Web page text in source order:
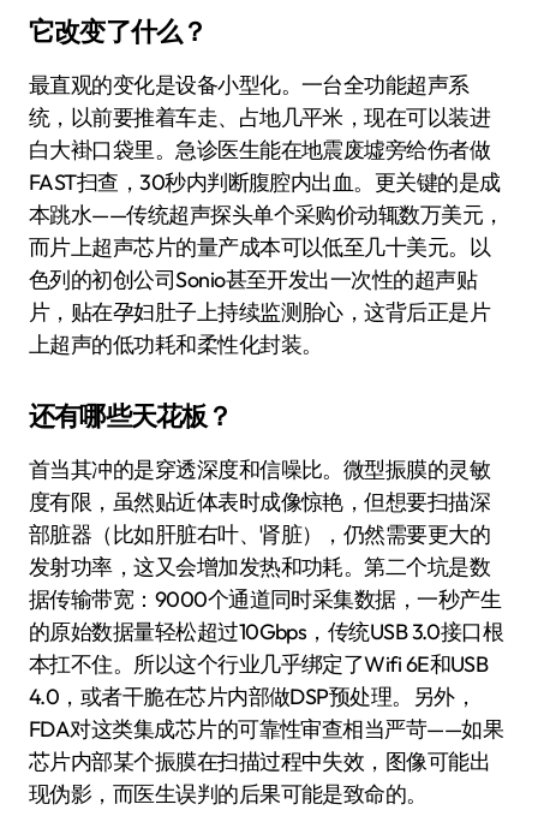
它改变了什么？
最直观的变化是设备小型化。一台全功能超声系
统，以前要推着车走、占地几平米，现在可以装进
白大褂口袋里。急诊医生能在地震废墟旁给伤者做
FAST扫查，30秒内判断腹腔内出血。更关键的是成
本跳水——传统超声探头单个采购价动辄数万美元，
而片上超声芯片的量产成本可以低至几十美元。以
色列的初创公司Sonio甚至开发出一次性的超声贴
片，贴在孕妇肚子上持续监测胎心，这背后正是片
上超声的低功耗和柔性化封装。
还有哪些天花板？
首当其冲的是穿透深度和信噪比。微型振膜的灵敏
度有限，虽然贴近体表时成像惊艳，但想要扫描深
部脏器（比如肝脏右叶、肾脏），仍然需要更大的
发射功率，这又会增加发热和功耗。第二个坑是数
据传输带宽：9000个通道同时采集数据，一秒产生
的原始数据量轻松超过10Gbps，传统USB 3.0接口根
本扛不住。所以这个行业几乎绑定了Wifi 6E和USB
4.0，或者干脆在芯片内部做DSP预处理。另外，
FDA对这类集成芯片的可靠性审查相当严苛——如果
芯片内部某个振膜在扫描过程中失效，图像可能出
现伪影，而医生误判的后果可能是致命的。